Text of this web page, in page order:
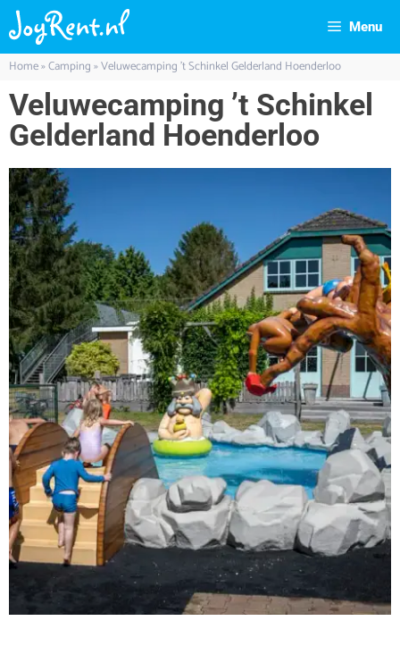
Menu
Home»Camping»Veluwecamping ’t Schinkel Gelderland Hoenderloo
Veluwecamping ’t Schinkel
Gelderland Hoenderloo